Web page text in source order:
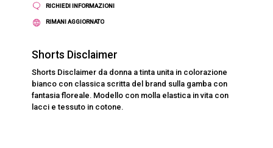
RICHIEDI INFORMAZIONI
RIMANI AGGIORNATO
Shorts Disclaimer
Shorts Disclaimer da donna a tinta unita in colorazione
bianco con classica scritta del brand sulla gamba con
fantasia floreale. Modello con molla elastica in vita con
lacci e tessuto in cotone.